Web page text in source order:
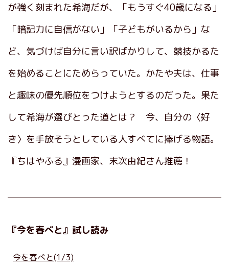
が強く刻まれた希海だが、「もうすぐ40歳になる」
「暗記力に自信がない」「子どもがいるから」な
ど、気づけば自分に言い訳ばかりして、競技かるた
を始めることにためらっていた。かたや夫は、仕事
と趣味の優先順位をつけようとするのだった。果た
して希海が選びとった道とは？ 今、自分の〈好
き〉を手放そうとしている人すべてに捧げる物語。
『ちはやふる』漫画家、末次由紀さん推薦！
『今を春べと』試し読み
今を春べと(1/3)